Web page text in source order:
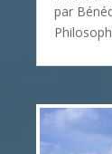
par